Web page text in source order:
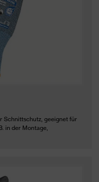
Schnittschutz, geeignet für
in der Montage,